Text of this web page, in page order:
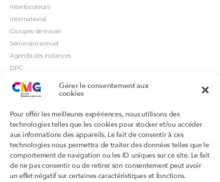
Gérer le consentement aux
cookies
Pour offrir les meilleures expériences, nous utilisons des
technologies telles que les cookies pour stocker et/ou accéder
aux informations des appareils. Le fait de consentir à ces
technologies nous permettra de traiter des données telles que le
comportement de navigation ou les ID uniques sur ce site. Le fait
de ne pas consentir ou de retirer son consentement peut avoir
un effet négatif sur certaines caractéristiques et fonctions.
Interlocuteurs
International
Groupes de travail
Séminaire annuel
Agenda des instances
DPC
CSI
Orientations prioritaires
Productions
Productions du Collège
Productions des structures
adhérentes
Labellisation
Addictions et médecine générale
Et si c’était une maladie rare ?
Portails
Annuaire DU/DIU
Archimede.fr
Ebmfrance.net
Toutes les recos
Certificats-absurdes.fr